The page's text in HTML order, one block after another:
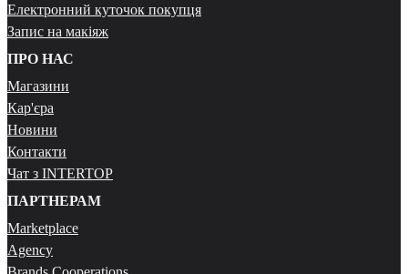
Електронний куточок покупця
Запис на макіяж
ПРО НАС
Магазини
Кар'єра
Новини
Контакти
Чат з INTERTOP
ПАРТНЕРАМ
Marketplace
Agency